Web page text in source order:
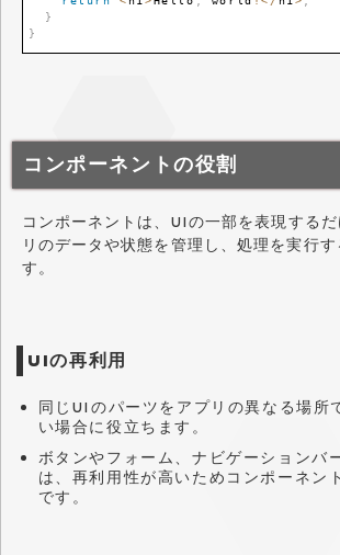
}
}
コンポーネントの役割
コンポーネントは、UIの一部を表現する
リのデータや状態を管理し、処理を実行
す。
UIの再利用
同じUIのパーツをアプリの異なる場所
い場合に役立ちます。
ボタンやフォーム、ナビゲーションバ
は、再利用性が高いためコンポーネン
です。